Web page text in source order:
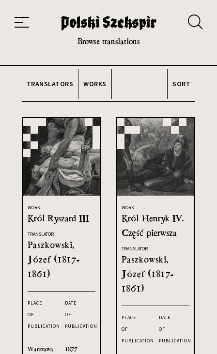
20th and 21st century module
Browse translations
TRANSLATORS WORKS SORT
WORK
Król Ryszard III
TRANSLATOR
Paszkowski,
Józef (1817-
1861)
PLACE
OF
PUBLICATION
Warszawa
DATE
OF
PUBLICATION
1877
WORK
Król Henryk IV.
Część pierwsza
TRANSLATOR
Paszkowski,
Józef (1817-
1861)
PLACE
OF
PUBLICATION
DATE
OF
PUBLICATION